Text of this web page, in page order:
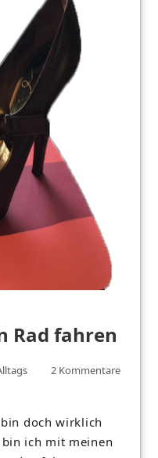
Rad fahren
2 Kommentare
doch wirklich
ich mit meinen